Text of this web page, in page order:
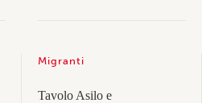
Migranti
Tavolo Asilo e